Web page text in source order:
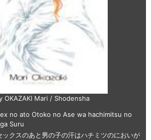
OKAZAKI Mari / Shodensha
no ato Otoko no Ase wa hachimitsu no
Suru
ックスのあと男の子の汗はハチミツのにおいが